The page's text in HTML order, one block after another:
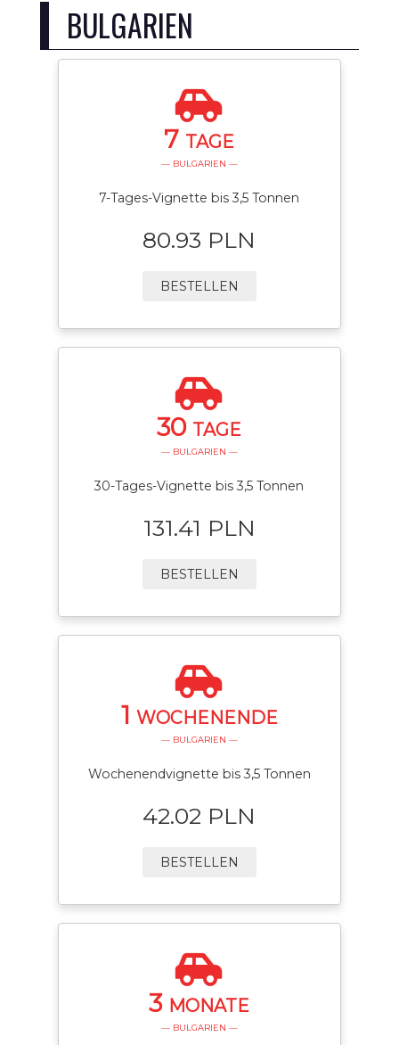
BULGARIEN
7 TAGE
— BULGARIEN —
7-Tages-Vignette bis 3,5 Tonnen
80.93 PLN
BESTELLEN
30 TAGE
— BULGARIEN —
30-Tages-Vignette bis 3,5 Tonnen
131.41 PLN
BESTELLEN
1 WOCHENENDE
— BULGARIEN —
Wochenendvignette bis 3,5 Tonnen
42.02 PLN
BESTELLEN
3 MONATE
— BULGARIEN —